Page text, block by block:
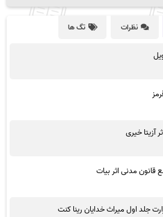
نظرات تگ ها
آزیتا خیری
قانون مدنی اثر بیات
جلد اول میراث خدایان رینا کنت